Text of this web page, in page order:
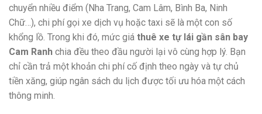
chuyển nhiều điểm (Nha Trang, Cam Lâm, Bình Ba, Ninh
Chữ…), chi phí gọi xe dịch vụ hoặc taxi sẽ là một con số
khổng lồ. Trong khi đó, mức giá thuê xe tự lái gần sân bay
Cam Ranh chia đều theo đầu người lại vô cùng hợp lý. Bạn
chỉ cần trả một khoản chi phí cố định theo ngày và tự chủ
tiền xăng, giúp ngân sách du lịch được tối ưu hóa một cách
thông minh.